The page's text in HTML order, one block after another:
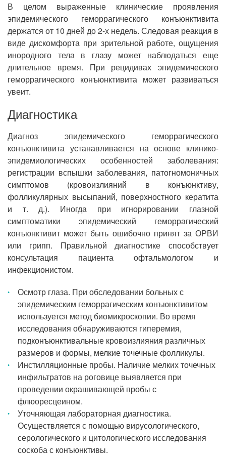
В целом выраженные клинические проявления
эпидемического геморрагического конъюнктивита
держатся от 10 дней до 2-х недель. Следовая реакция в
виде дискомфорта при зрительной работе, ощущения
инородного тела в глазу может наблюдаться еще
длительное время. При рецидивах эпидемического
геморрагического конъюнктивита может развиваться
увеит.
Диагностика
Диагноз эпидемического геморрагического
конъюнктивита устанавливается на основе клинико-
эпидемиологических особенностей заболевания:
регистрации вспышки заболевания, патогномоничных
симптомов (кровоизлияний в конъюнктиву,
фолликулярных высыпаний, поверхностного кератита
и т. д.). Иногда при игнорировании глазной
симптоматики эпидемический геморрагический
конъюнктивит может быть ошибочно принят за ОРВИ
или грипп. Правильной диагностике способствует
консультация пациента офтальмологом и
инфекционистом.
Осмотр глаза. При обследовании больных с
эпидемическим геморрагическим конъюнктивитом
используется метод биомикроскопии. Во время
исследования обнаруживаются гиперемия,
подконъюнктивальные кровоизлияния различных
размеров и формы, мелкие точечные фолликулы.
Инстилляционные пробы. Наличие мелких точечных
инфильтратов на роговице выявляется при
проведении окрашивающей пробы с
флюоресцеином.
Уточняющая лабораторная диагностика.
Осуществляется с помощью вирусологического,
серологического и цитологического исследования
соскоба с конъюнктивы.